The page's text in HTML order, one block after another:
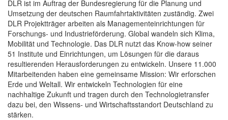
DLR ist im Auftrag der Bundesregierung für die Planung und
Umsetzung der deutschen Raumfahrtaktivitäten zuständig. Zwei
DLR Projektträger arbeiten als Managementeinrichtungen für
Forschungs- und Industrieförderung. Global wandeln sich Klima,
Mobilität und Technologie. Das DLR nutzt das Know-how seiner
51 Institute und Einrichtungen, um Lösungen für die daraus
resultierenden Herausforderungen zu entwickeln. Unsere 11.000
Mitarbeitenden haben eine gemeinsame Mission: Wir erforschen
Erde und Weltall. Wir entwickeln Technologien für eine
nachhaltige Zukunft und tragen durch den Technologietransfer
dazu bei, den Wissens- und Wirtschaftsstandort Deutschland zu
stärken.